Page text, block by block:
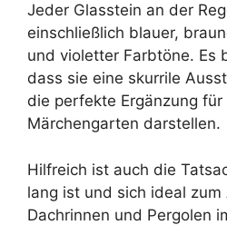
Jeder Glasstein an der
einschließlich blauer,
und violetter Farbtöne. Es
dass sie eine skurrile
die perfekte Ergänzung für
Märchengarten darstellen.
Hilfreich ist auch die
lang ist und sich ideal zum
Dachrinnen und Pergolen